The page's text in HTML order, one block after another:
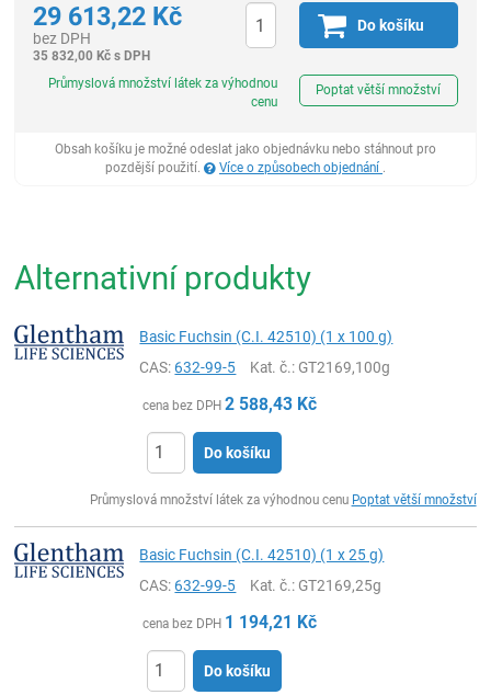
29 613,22 Kč
bez DPH
35 832,00 Kč s DPH
Do košíku
Průmyslová množství látek za výhodnou
cenu
Poptat větší množství
Obsah košíku je možné odeslat jako objednávku nebo stáhnout pro
pozdější použití.
Více o způsobech objednání
Alternativní produkty
Basic Fuchsin (C.I. 42510) (1 x 100 g)
CAS:632-99-5 Kat. č.: GT2169,100g
cena bez DPH 2 588,43 Kč
Do košíku
Průmyslová množství látek za výhodnou cenu Poptat větší množství
Basic Fuchsin (C.I. 42510) (1 x 25 g)
CAS:632-99-5 Kat. č.: GT2169,25g
cena bez DPH 1 194,21 Kč
Do košíku